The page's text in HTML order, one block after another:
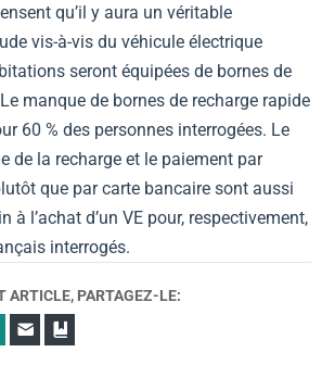
qu’il y aura un véritable
vis-à-vis du véhicule électrique
seront équipées de bornes de
manque de bornes de recharge rapide
60 % des personnes interrogées. Le
de la recharge et le paiement par
que par carte bancaire sont aussi
à l’achat d’un VE pour, respectivement,
interrogés.
ARTICLE, PARTAGEZ-LE:
WhatsApp
E-mail